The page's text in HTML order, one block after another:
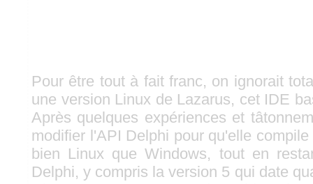
Pour être tout à fait franc, on ignorait
une version Linux de Lazarus, cet IDE
Après quelques expériences et
modifier l'API Delphi pour qu'elle
bien Linux que Windows, tout en
Delphi, y compris la version 5 qui date